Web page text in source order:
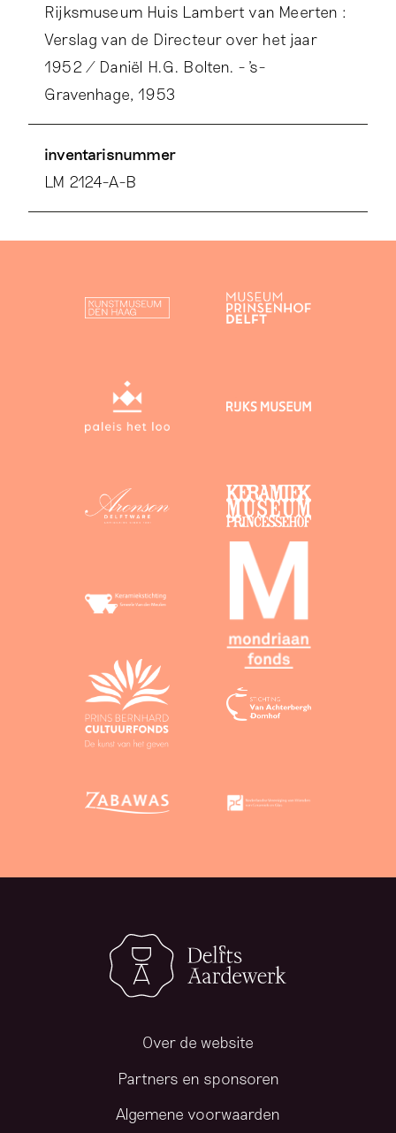
Rijksmuseum Huis Lambert van Meerten :
Verslag van de Directeur over het jaar
1952 / Daniël H.G. Bolten. - 's-
Gravenhage, 1953
inventarisnummer
LM 2124-A-B
Over de website
Partners en sponsoren
Algemene voorwaarden